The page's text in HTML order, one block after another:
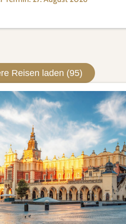
Reisen laden (95)